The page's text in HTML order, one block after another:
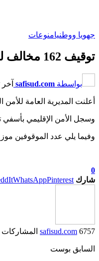
جهويا ووطنيامنوعات
توقيف 162 مخالف لحالة الطوارئ الصحية بأسفي وهذه الخريطة الجغرافية للموقوفين حسب الجهات والأقاليم
بواسطة safisud.com
أعلنت المديرية العامة للأمن
وسجل الأمن الإقليمي بأسفي توقيف 162 شخص ضبطوا في حالة خرق لحالة
وفيما يلي عدد الموقوفين
0
شارك
WhatsAppPinterest
safisud.com 6757 المشاركات
السابق بوست